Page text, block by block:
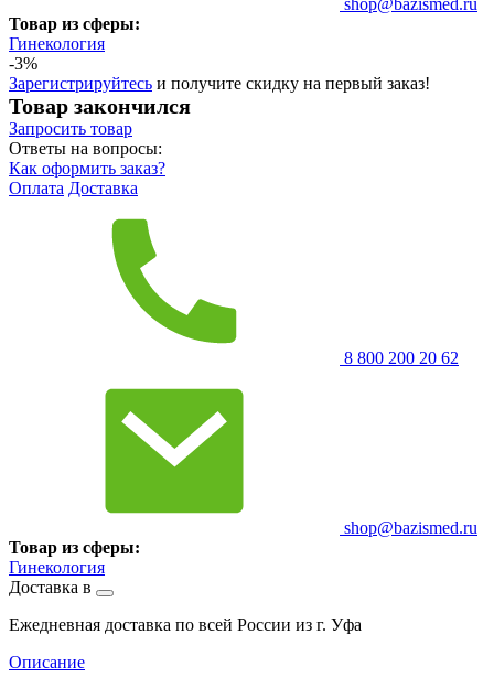
Товар из сферы:
Гинекология
-3%
Зарегистрируйтесь и получите скидку на первый заказ!
Товар закончился
Запросить товар
Ответы на вопросы:
Как оформить заказ?
Оплата Доставка
8 800 200 20 62
shop@bazismed.ru
Товар из сферы:
Гинекология
Доставка в
Ежедневная доставка по всей России из г. Уфа
Описание